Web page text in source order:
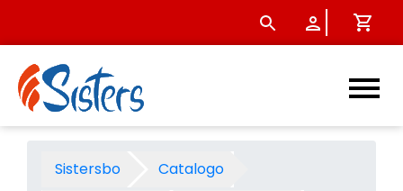
Registratore Notami
Sistersbo
Catalogo